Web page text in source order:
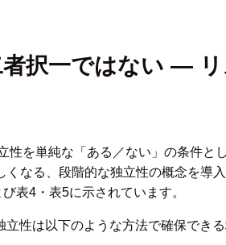
択一ではない ―
性を単純な「ある／ない」の条件と
くなる、段階的な独立性の概念を導
表4・表5に示されています。
立性は以下のような方法で確保でき